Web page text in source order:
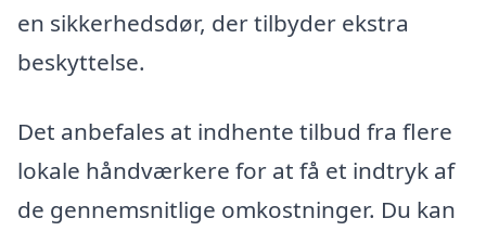
en sikkerhedsdør, der tilbyder ekstra
beskyttelse.
Det anbefales at indhente tilbud fra flere
lokale håndværkere for at få et indtryk af
de gennemsnitlige omkostninger. Du kan